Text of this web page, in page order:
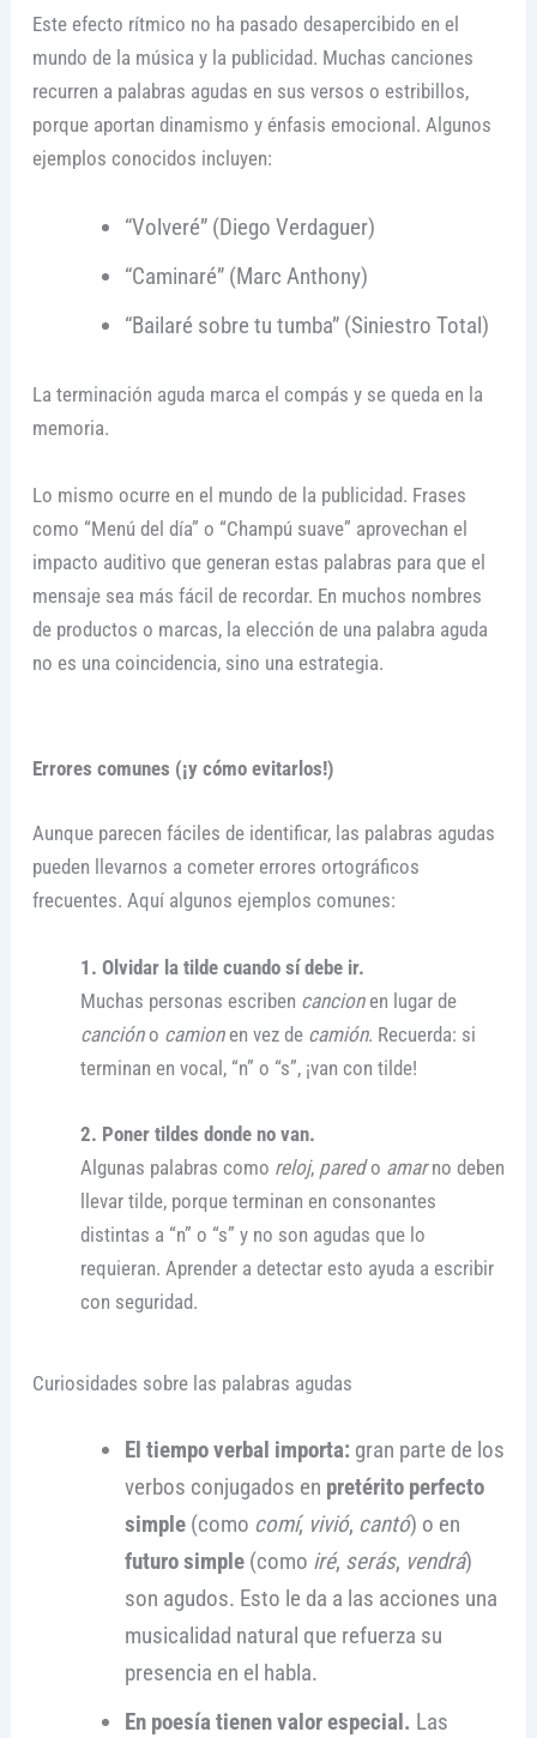
Este efecto rítmico no ha pasado desapercibido en el
mundo de la música y la publicidad. Muchas canciones
recurren a palabras agudas en sus versos o estribillos,
porque aportan dinamismo y énfasis emocional. Algunos
ejemplos conocidos incluyen:
“Volveré” (Diego Verdaguer)
“Caminaré” (Marc Anthony)
“Bailaré sobre tu tumba” (Siniestro Total)
La terminación aguda marca el compás y se queda en la
memoria.
Lo mismo ocurre en el mundo de la publicidad. Frases
como “Menú del día” o “Champú suave” aprovechan el
impacto auditivo que generan estas palabras para que el
mensaje sea más fácil de recordar. En muchos nombres
de productos o marcas, la elección de una palabra aguda
no es una coincidencia, sino una estrategia.
Errores comunes (¡y cómo evitarlos!)
Aunque parecen fáciles de identificar, las palabras agudas
pueden llevarnos a cometer errores ortográficos
frecuentes. Aquí algunos ejemplos comunes:
1. Olvidar la tilde cuando sí debe ir.
Muchas personas escriben cancionen lugar de
cancióno camionen vez de camión. Recuerda: si
terminan en vocal, “n” o “s”, ¡van con tilde!
2. Poner tildes donde no van.
Algunas palabras como reloj, paredo amarno deben
llevar tilde, porque terminan en consonantes
distintas a “n” o “s” y no son agudas que lo
requieran. Aprender a detectar esto ayuda a escribir
con seguridad.
Curiosidades sobre las palabras agudas
El tiempo verbal importa: gran parte de los
verbos conjugados en pretérito perfecto
simple(como comí, vivió, cantó) o en
futuro simple(como iré, serás, vendrá)
son agudos. Esto le da a las acciones una
musicalidad natural que refuerza su
presencia en el habla.
En poesía tienen valor especial. Las